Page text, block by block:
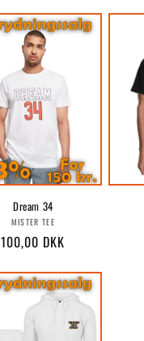
Dream 34
Forhandler:
MISTER TEE
Normalpris
100,00 DKK